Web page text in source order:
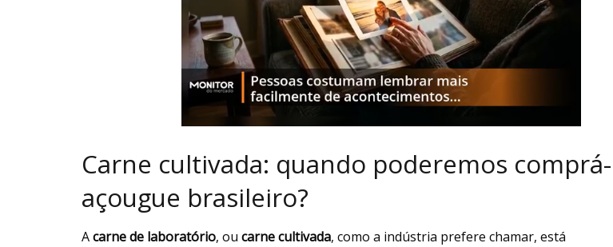
Carne cultivada: quando poderemos
açougue brasileiro?
Acarne de laboratório, ou carne cultivada, como a indústria prefere chamar, está